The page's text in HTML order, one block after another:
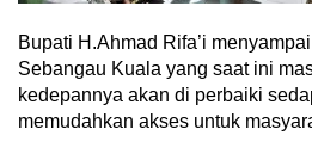
Bupati H.Ahmad Rifa’i
Sebangau Kuala yang saat ini
kedepannya akan di perbaiki
memudahkan akses untuk